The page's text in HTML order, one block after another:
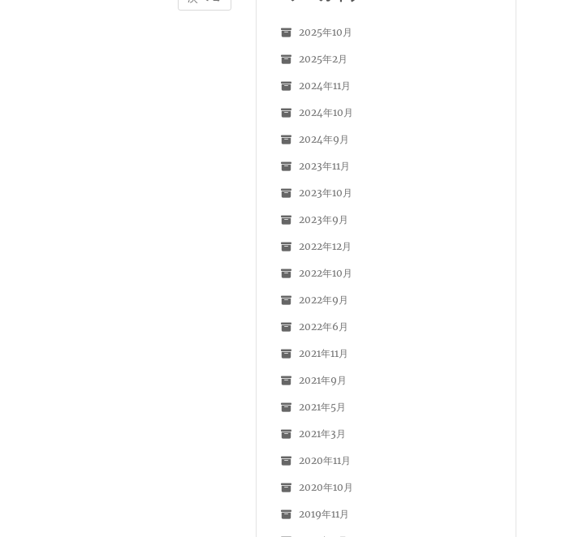
2025年10月
2025年2月
2024年11月
2024年10月
2024年9月
2023年11月
2023年10月
2023年9月
2022年12月
2022年10月
2022年9月
2022年6月
2021年11月
2021年9月
2021年5月
2021年3月
2020年11月
2020年10月
2019年11月